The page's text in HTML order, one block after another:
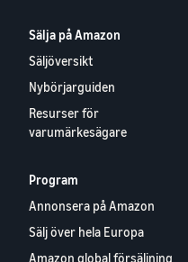
Sälja på Amazon
Säljöversikt
Nybörjarguiden
Resurser för
varumärkesägare
Program
Annonsera på Amazon
Sälj över hela Europa
Amazon global försäljning